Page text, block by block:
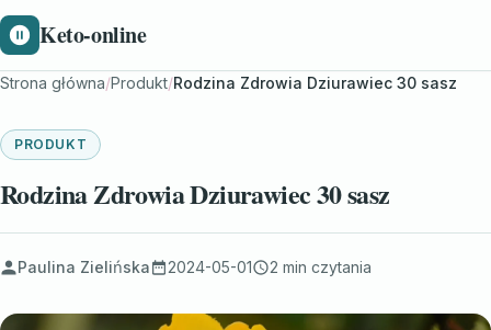
Keto-online
Strona główna/Produkt/Rodzina Zdrowia Dziurawiec 30 sasz
PRODUKT
Rodzina Zdrowia Dziurawiec 30 sasz
Paulina Zielińska 2024-05-01 2 min czytania